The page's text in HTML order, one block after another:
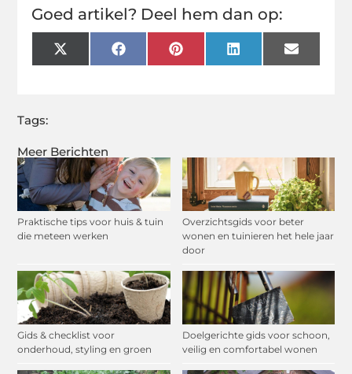
Meer Berichten
Praktische tips voor huis & tuin
die meteen werken
Overzichtsgids voor beter
wonen en tuinieren het hele jaar
door
Gids & checklist voor
onderhoud, styling en groen
Doelgerichte gids voor schoon,
veilig en comfortabel wonen
Goed artikel? Deel hem dan op:
X
(Twitter)
FacebookPinterest LinkedIn Email
Tags: